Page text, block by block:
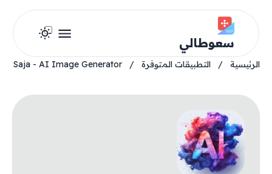
سعوطالي
الرئيسية / التطبيقات المتوفرة /
Saja - AI Image Generator